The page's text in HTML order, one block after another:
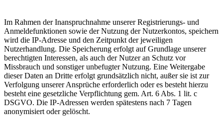
Im Rahmen der Inanspruchnahme unserer Registrierungs- und
Anmeldefunktionen sowie der Nutzung der Nutzerkontos, speichern
wird die IP-Adresse und den Zeitpunkt der jeweiligen
Nutzerhandlung. Die Speicherung erfolgt auf Grundlage unserer
berechtigten Interessen, als auch der Nutzer an Schutz vor
Missbrauch und sonstiger unbefugter Nutzung. Eine Weitergabe
dieser Daten an Dritte erfolgt grundsätzlich nicht, außer sie ist zur
Verfolgung unserer Ansprüche erforderlich oder es besteht hierzu
besteht eine gesetzliche Verpflichtung gem. Art. 6 Abs. 1 lit. c
DSGVO. Die IP-Adressen werden spätestens nach 7 Tagen
anonymisiert oder gelöscht.